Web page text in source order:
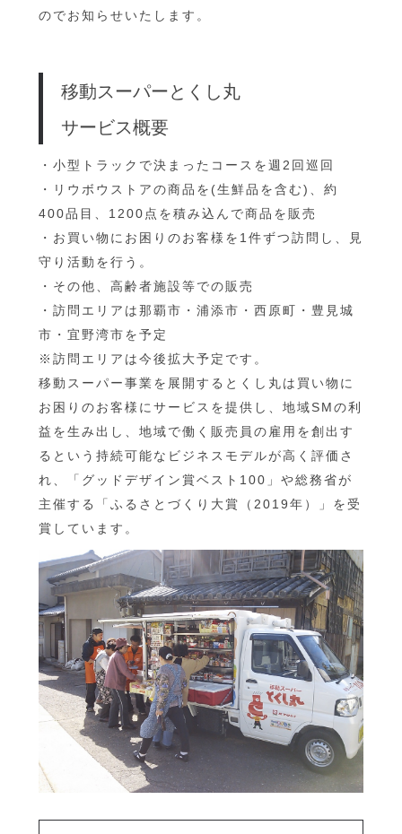
のでお知らせいたします。
移動スーパーとくし丸
サービス概要
・小型トラックで決まったコースを週2回巡回
・リウボウストアの商品を(生鮮品を含む)、約
400品目、1200点を積み込んで商品を販売
・お買い物にお困りのお客様を1件ずつ訪問し、見
守り活動を行う。
・その他、高齢者施設等での販売
・訪問エリアは那覇市・浦添市・西原町・豊見城
市・宜野湾市を予定
※訪問エリアは今後拡大予定です。
移動スーパー事業を展開するとくし丸は買い物に
お困りのお客様にサービスを提供し、地域SMの利
益を生み出し、地域で働く販売員の雇用を創出す
るという持続可能なビジネスモデルが高く評価さ
れ、「グッドデザイン賞ベスト100」や総務省が
主催する「ふるさとづくり大賞（2019年）」を受
賞しています。